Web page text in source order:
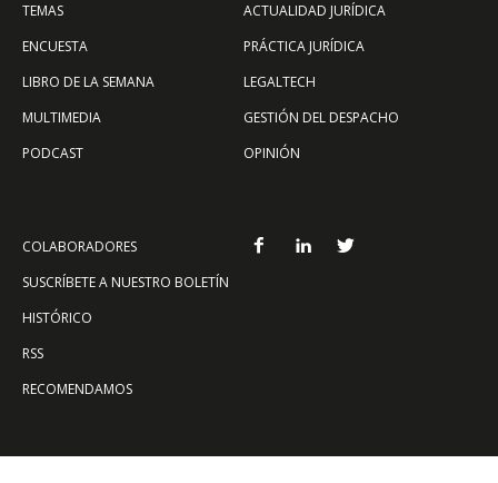
TEMAS
ENCUESTA
LIBRO DE LA SEMANA
MULTIMEDIA
PODCAST
ACTUALIDAD JURÍDICA
PRÁCTICA JURÍDICA
LEGALTECH
GESTIÓN DEL DESPACHO
OPINIÓN
COLABORADORES
SUSCRÍBETE A NUESTRO BOLETÍN
HISTÓRICO
RSS
RECOMENDAMOS